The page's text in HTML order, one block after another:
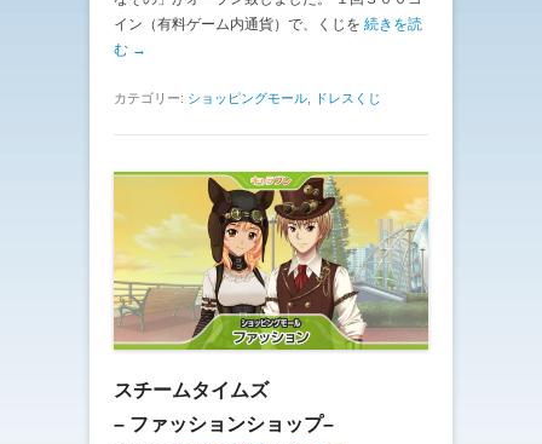
イン（有料ゲーム内通貨）で、くじを 続きを読
む →
カテゴリー: ショッピングモール ドレスくじ
スチームタイムズ
– ファッションショップ–